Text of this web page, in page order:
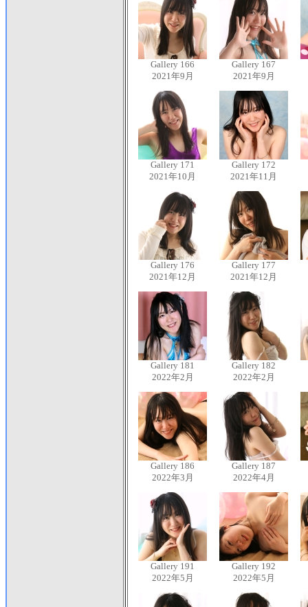
Gallery 166
2021年9月
Gallery 167
2021年9月
Gallery 171
2021年10月
Gallery 172
2021年11月
Gallery 176
2021年12月
Gallery 177
2021年12月
Gallery 181
2022年2月
Gallery 182
2022年2月
Gallery 186
2022年3月
Gallery 187
2022年4月
Gallery 191
2022年5月
Gallery 192
2022年5月